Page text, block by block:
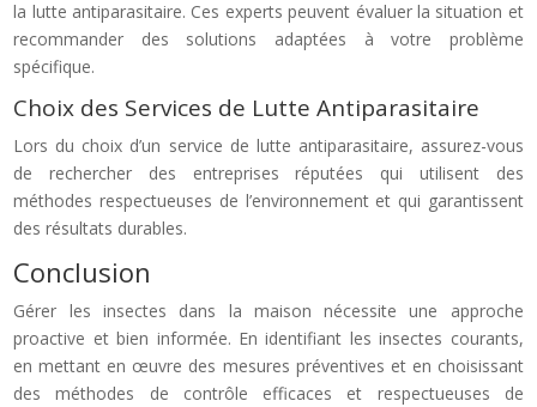
la lutte antiparasitaire. Ces experts peuvent évaluer la situation et
recommander des solutions adaptées à votre problème
spécifique.
Choix des Services de Lutte Antiparasitaire
Lors du choix d’un service de lutte antiparasitaire, assurez-vous
de rechercher des entreprises réputées qui utilisent des
méthodes respectueuses de l’environnement et qui garantissent
des résultats durables.
Conclusion
Gérer les insectes dans la maison nécessite une approche
proactive et bien informée. En identifiant les insectes courants,
en mettant en œuvre des mesures préventives et en choisissant
des méthodes de contrôle efficaces et respectueuses de